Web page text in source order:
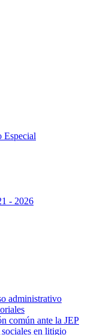
Especial
- 2026
administrativo
común ante la JEP
en litigio